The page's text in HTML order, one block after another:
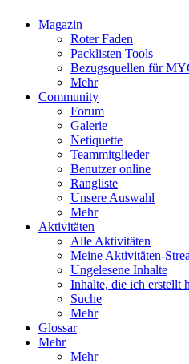
Magazin
Roter Faden
Packlisten Tools
Bezugsquellen für
Mehr
Community
Forum
Galerie
Netiquette
Teammitglieder
Benutzer online
Rangliste
Unsere Auswahl
Mehr
Aktivitäten
Alle Aktivitäten
Meine Aktivitäten-
Ungelesene Inhalte
Inhalte, die ich erstellt
Suche
Mehr
Glossar
Mehr
Mehr